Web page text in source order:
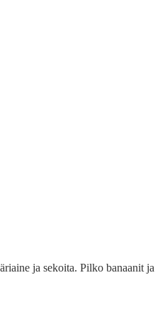
ja sekoita. Pilko banaanit ja